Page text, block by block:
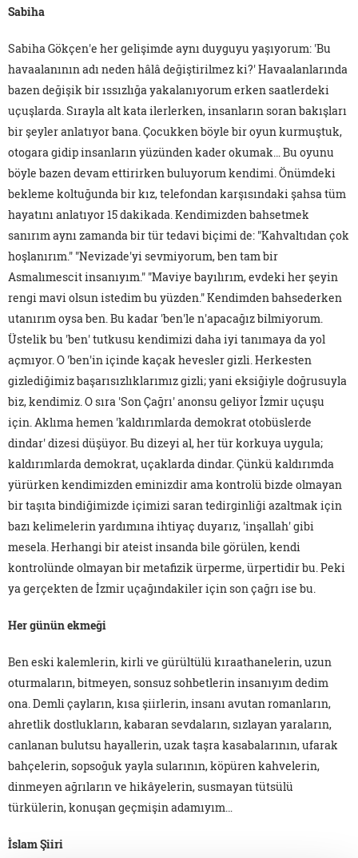
Sabiha
Sabiha Gökçen'e her gelişimde aynı duyguyu yaşıyorum: 'Bu
havaalanının adı neden hâlâ değiştirilmez ki?' Havaalanlarında
bazen değişik bir ıssızlığa yakalanıyorum erken saatlerdeki
uçuşlarda. Sırayla alt kata ilerlerken, insanların soran bakışları
bir şeyler anlatıyor bana. Çocukken böyle bir oyun kurmuştuk,
otogara gidip insanların yüzünden kader okumak… Bu oyunu
böyle bazen devam ettirirken buluyorum kendimi. Önümdeki
bekleme koltuğunda bir kız, telefondan karşısındaki şahsa tüm
hayatını anlatıyor 15 dakikada. Kendimizden bahsetmek
sanırım aynı zamanda bir tür tedavi biçimi de: "Kahvaltıdan çok
hoşlanırım." "Nevizade'yi sevmiyorum, ben tam bir
Asmalımescit insanıyım." "Maviye bayılırım, evdeki her şeyin
rengi mavi olsun istedim bu yüzden." Kendimden bahsederken
utanırım oysa ben. Bu kadar 'ben'le n'apacağız bilmiyorum.
Üstelik bu 'ben' tutkusu kendimizi daha iyi tanımaya da yol
açmıyor. O 'ben'in içinde kaçak hevesler gizli. Herkesten
gizlediğimiz başarısızlıklarımız gizli; yani eksiğiyle doğrusuyla
biz, kendimiz. O sıra 'Son Çağrı' anonsu geliyor İzmir uçuşu
için. Aklıma hemen 'kaldırımlarda demokrat otobüslerde
dindar' dizesi düşüyor. Bu dizeyi al, her tür korkuya uygula;
kaldırımlarda demokrat, uçaklarda dindar. Çünkü kaldırımda
yürürken kendimizden eminizdir ama kontrolü bizde olmayan
bir taşıta bindiğimizde içimizi saran tedirginliği azaltmak için
bazı kelimelerin yardımına ihtiyaç duyarız, 'inşallah' gibi
mesela. Herhangi bir ateist insanda bile görülen, kendi
kontrolünde olmayan bir metafizik ürperme, ürpertidir bu. Peki
ya gerçekten de İzmir uçağındakiler için son çağrı ise bu.
Her günün ekmeği
Ben eski kalemlerin, kirli ve gürültülü kıraathanelerin, uzun
oturmaların, bitmeyen, sonsuz sohbetlerin insanıyım dedim
ona. Demli çayların, kısa şiirlerin, insanı avutan romanların,
ahretlik dostlukların, kabaran sevdaların, sızlayan yaraların,
canlanan bulutsu hayallerin, uzak taşra kasabalarının, ufarak
bahçelerin, sopsoğuk yayla sularının, köpüren kahvelerin,
dinmeyen ağrıların ve hikâyelerin, susmayan tütsülü
türkülerin, konuşan geçmişin adamıyım…
İslam Şiiri